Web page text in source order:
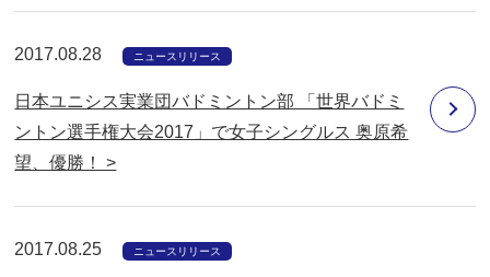
2017.08.28 ニュースリリース
日本ユニシス実業団バドミントン部 「世界バドミ
ントン選手権大会2017」で女子シングルス 奥原希
望、優勝！ >
2017.08.25 ニュースリリース